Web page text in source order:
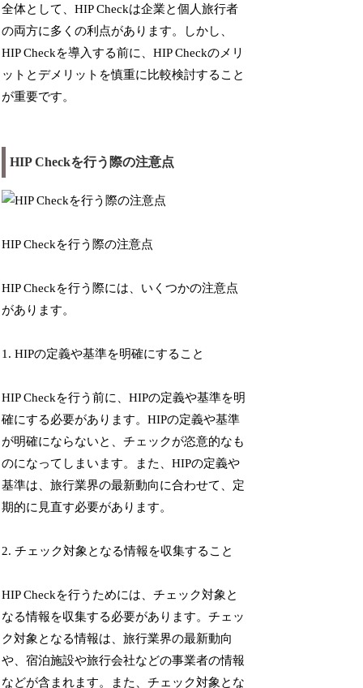
全体として、HIP Checkは企業と個人旅行者
の両方に多くの利点があります。しかし、
HIP Checkを導入する前に、HIP Checkのメリ
ットとデメリットを慎重に比較検討すること
が重要です。
HIP Checkを行う際の注意点
HIP Checkを行う際の注意点
HIP Checkを行う際には、いくつかの注意点
があります。
1. HIPの定義や基準を明確にすること
HIP Checkを行う前に、HIPの定義や基準を明
確にする必要があります。HIPの定義や基準
が明確にならないと、チェックが恣意的なも
のになってしまいます。また、HIPの定義や
基準は、旅行業界の最新動向に合わせて、定
期的に見直す必要があります。
2. チェック対象となる情報を収集すること
HIP Checkを行うためには、チェック対象と
なる情報を収集する必要があります。チェッ
ク対象となる情報は、旅行業界の最新動向
や、宿泊施設や旅行会社などの事業者の情報
などが含まれます。また、チェック対象とな